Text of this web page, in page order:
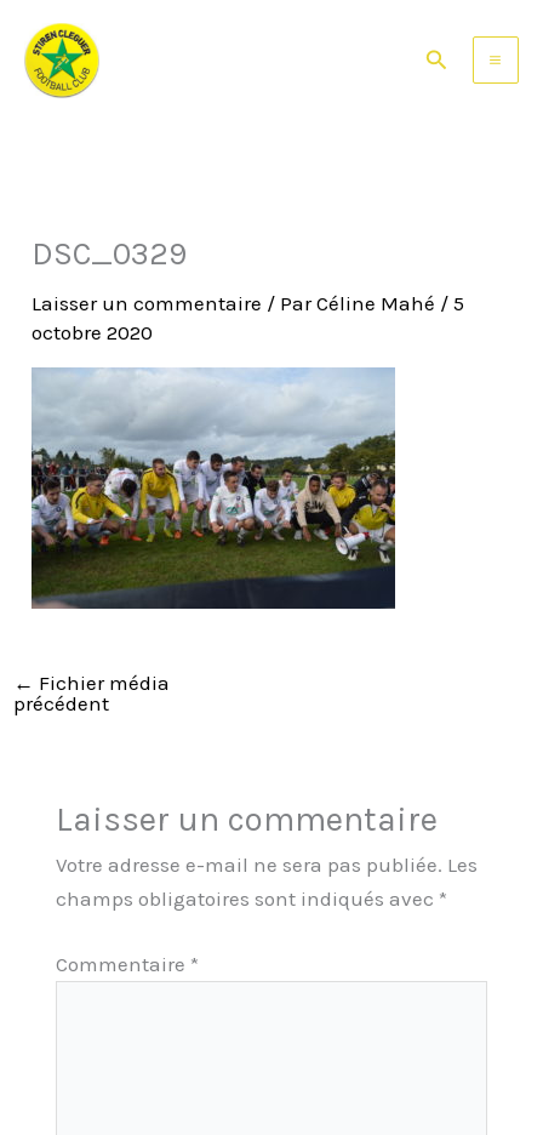
contenu
Rechercher
DSC_0329
Laisser un commentaire / ParCéline Mahé /5
octobre 2020
← Fichier média
précédent
Laisser un commentaire
Votre adresse e-mail ne sera pas publiée. Les
champs obligatoires sont indiqués avec *
Commentaire *